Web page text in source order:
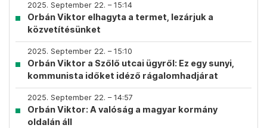
2025. September 22. – 15:14
Orbán Viktor elhagyta a termet, lezárjuk a
közvetítésünket
2025. September 22. – 15:10
Orbán Viktor a Szőlő utcai ügyről: Ez egy sunyi,
kommunista időket idéző rágalomhadjárat
2025. September 22. – 14:57
Orbán Viktor: A valóság a magyar kormány
oldalán áll